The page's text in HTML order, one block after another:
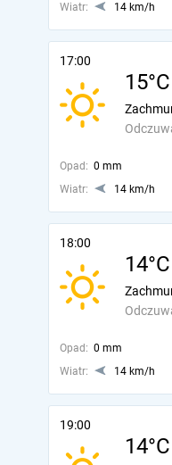
Wiatr:
14 km/h
17:00
15°C
Opad: 0 mm
Wiatr:
14 km/h
18:00
14°C
Opad: 0 mm
Wiatr:
14 km/h
19:00
14°C